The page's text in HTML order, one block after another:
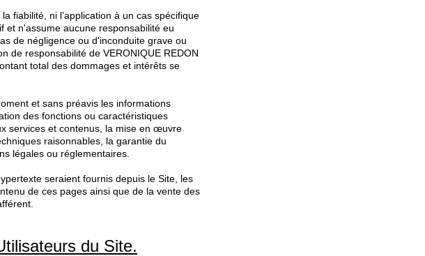
fiabilité, ni l’application à un cas spécifique
et n'assume aucune responsabilité eu
de négligence ou d'inconduite grave ou
de responsabilité de VERONIQUE REDON
total des dommages et intérêts se
et sans préavis les informations
des fonctions ou caractéristiques
services et contenus, la mise en œuvre
raisonnables, la garantie du
légales ou réglementaires.
seraient fournis depuis le Site, les
de ces pages ainsi que de la vente des
du Site.